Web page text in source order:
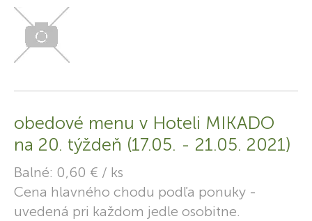
obedové menu v Hoteli MIKADO
na 20. týždeň (17.05. - 21.05. 2021)
Balné: 0,60 € / ks
Cena hlavného chodu podľa ponuky -
uvedená pri každom jedle osobitne.